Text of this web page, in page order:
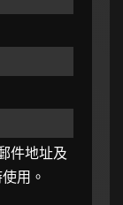
件地址及
用。